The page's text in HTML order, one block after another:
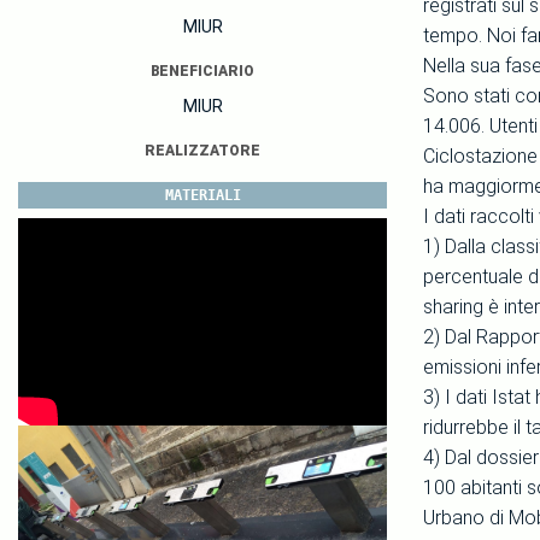
MIUR
BENEFICIARIO
MIUR
REALIZZATORE
MATERIALI
registrati sul
tempo. Noi
Nella sua
Sono stati
14.006.
ha
I dati raccolti
1) Dalla
percentuale
sharing è
2) Dal
emissioni
3) I dati Istat
ridurrebbe il
4) Dal
100 abitanti
Urbano di